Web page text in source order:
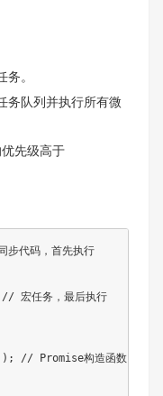
。
务队列并执行所有微
先级高于
代码，首先执行
// 宏任务，最后执行
) ;
// Promise构造函数内的代